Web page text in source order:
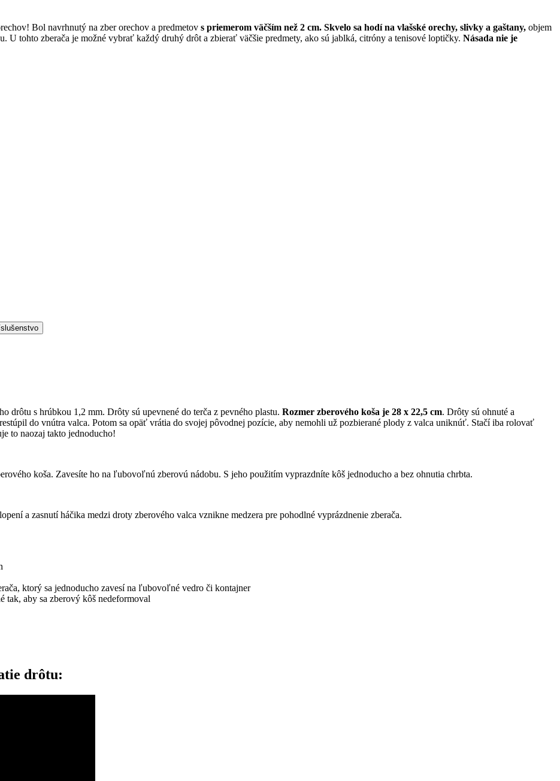
Bol navrhnutý na zber orechov a predmetov s priemerom väčším než 2 cm. Skvelo sa hodí na vlašské orechy, slivky a gaštany, objem
U tohto zberača je možné vybrať každý druhý drôt a zbierať väčšie predmety, ako sú jablká, citróny a tenisové loptičky. Násada nie je
drôtu s hrúbkou 1,2 mm. Drôty sú upevnené do terča z pevného plastu. Rozmer zberového koša je 28 x 22,5 cm. Drôty sú ohnuté a
do vnútra valca. Potom sa opäť vrátia do svojej pôvodnej pozície, aby nemohli už pozbierané plody z valca uniknúť. Stačí iba rolovať
to naozaj takto jednoducho!
koša. Zavesíte ho na ľubovoľnú zberovú nádobu. S jeho použitím vyprazdníte kôš jednoducho a bez ohnutia chrbta.
a zasnutí háčika medzi droty zberového valca vznikne medzera pre pohodlné vyprázdnenie zberača.
ktorý sa jednoducho zavesí na ľubovoľné vedro či kontajner
tak, aby sa zberový kôš nedeformoval
drôtu: